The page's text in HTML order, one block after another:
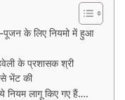
पूजन के लिए नियमो में हुआ
के प्रशासक श्री
से भेंट की
नियम लागू किए गए हैं….